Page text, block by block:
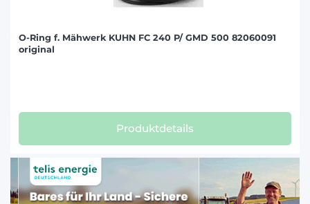
O-Ring f. Mähwerk KUHN FC 240 P/ GMD 500 82060091
original
Produktdetails